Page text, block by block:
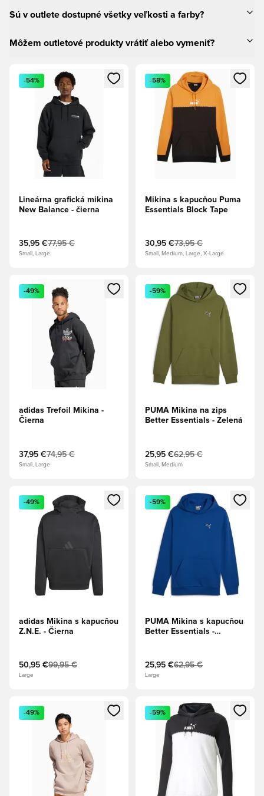
Sú v outlete dostupné všetky veľkosti a farby?
Môžem outletové produkty vrátiť alebo vymeniť?
Otvorí modál na prihlásenie alebo registráciu ako člen
-54%
Lineárna grafická mikina
New Balance - čierna
35,95 €77,95 €
Small, Large
Otvorí modál na prihlásenie
-58%
Mikina s kapucňou Puma
Essentials Block Tape
30,95 €73,95 €
Small, Medium, Large, X-Large
Otvorí modál na prihlásenie alebo registráciu ako člen
-49%
adidas Trefoil Mikina -
Čierna
37,95 €74,95 €
Small, Large
Otvorí modál na prihlásenie
-59%
PUMA Mikina na zips
Better Essentials - Zelená
25,95 €62,95 €
Small, Medium
Otvorí modál na prihlásenie alebo registráciu ako člen
-49%
adidas Mikina s kapucňou
Z.N.E. - Čierna
50,95 €99,95 €
Large
Otvorí modál na prihlásenie
-59%
PUMA Mikina s kapucňou
Better Essentials -
25,95 €62,95 €
Large
Otvorí modál na prihlásenie alebo registráciu ako člen
-49%
Otvorí modál na prihlásenie
-59%